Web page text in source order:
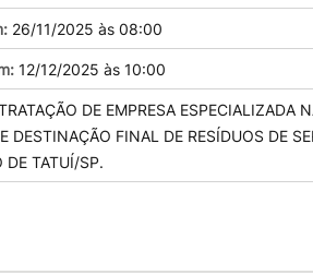
26/11/2025 às 08:00
12/12/2025 às 10:00
DE EMPRESA ESPECIALIZADA
DESTINAÇÃO FINAL DE RESÍDUOS DE
DE TATUÍ/SP.